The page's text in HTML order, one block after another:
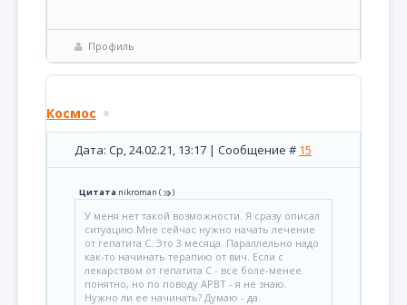
Профиль
Космос
Дата: Ср, 24.02.21, 13:17 | Сообщение # 15
Цитата nikroman ( )
У меня нет такой возможности. Я сразу описал
ситуацию.Мне сейчас нужно начать лечение
от гепатита C. Это 3 месяца. Параллельно надо
как-то начинать терапию от вич. Если с
лекарством от гепатита C - все боле-менее
понятно, но по поводу АРВТ - я не знаю.
Нужно ли ее начинать? Думаю - да.